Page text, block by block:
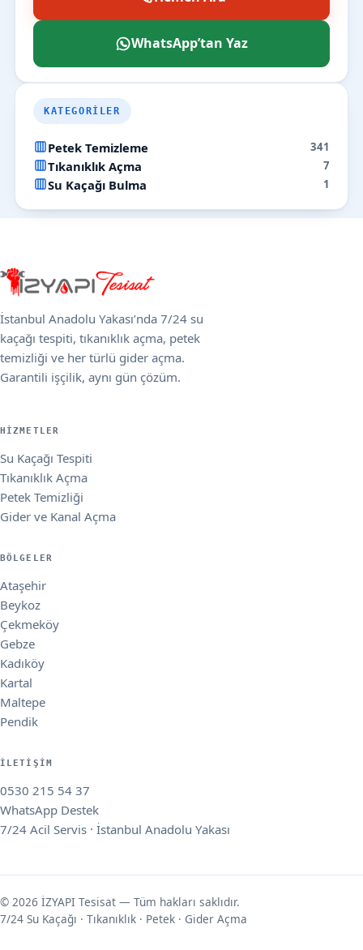
WhatsApp’tan Yaz
KATEGORILER
Petek Temizleme 341
Tıkanıklık Açma 7
Su Kaçağı Bulma 1
İstanbul Anadolu Yakası’nda 7/24 su
kaçağı tespiti, tıkanıklık açma, petek
temizliği ve her türlü gider açma.
Garantili işçilik, aynı gün çözüm.
HIZMETLER
Su Kaçağı Tespiti
Tıkanıklık Açma
Petek Temizliği
Gider ve Kanal Açma
BÖLGELER
Ataşehir
Beykoz
Çekmeköy
Gebze
Kadıköy
Kartal
Maltepe
Pendik
İLETIŞIM
0530 215 54 37
WhatsApp Destek
7/24 Acil Servis · İstanbul Anadolu Yakası
© 2026 İZYAPI Tesisat — Tüm hakları saklıdır.
7/24 Su Kaçağı · Tıkanıklık · Petek · Gider Açma